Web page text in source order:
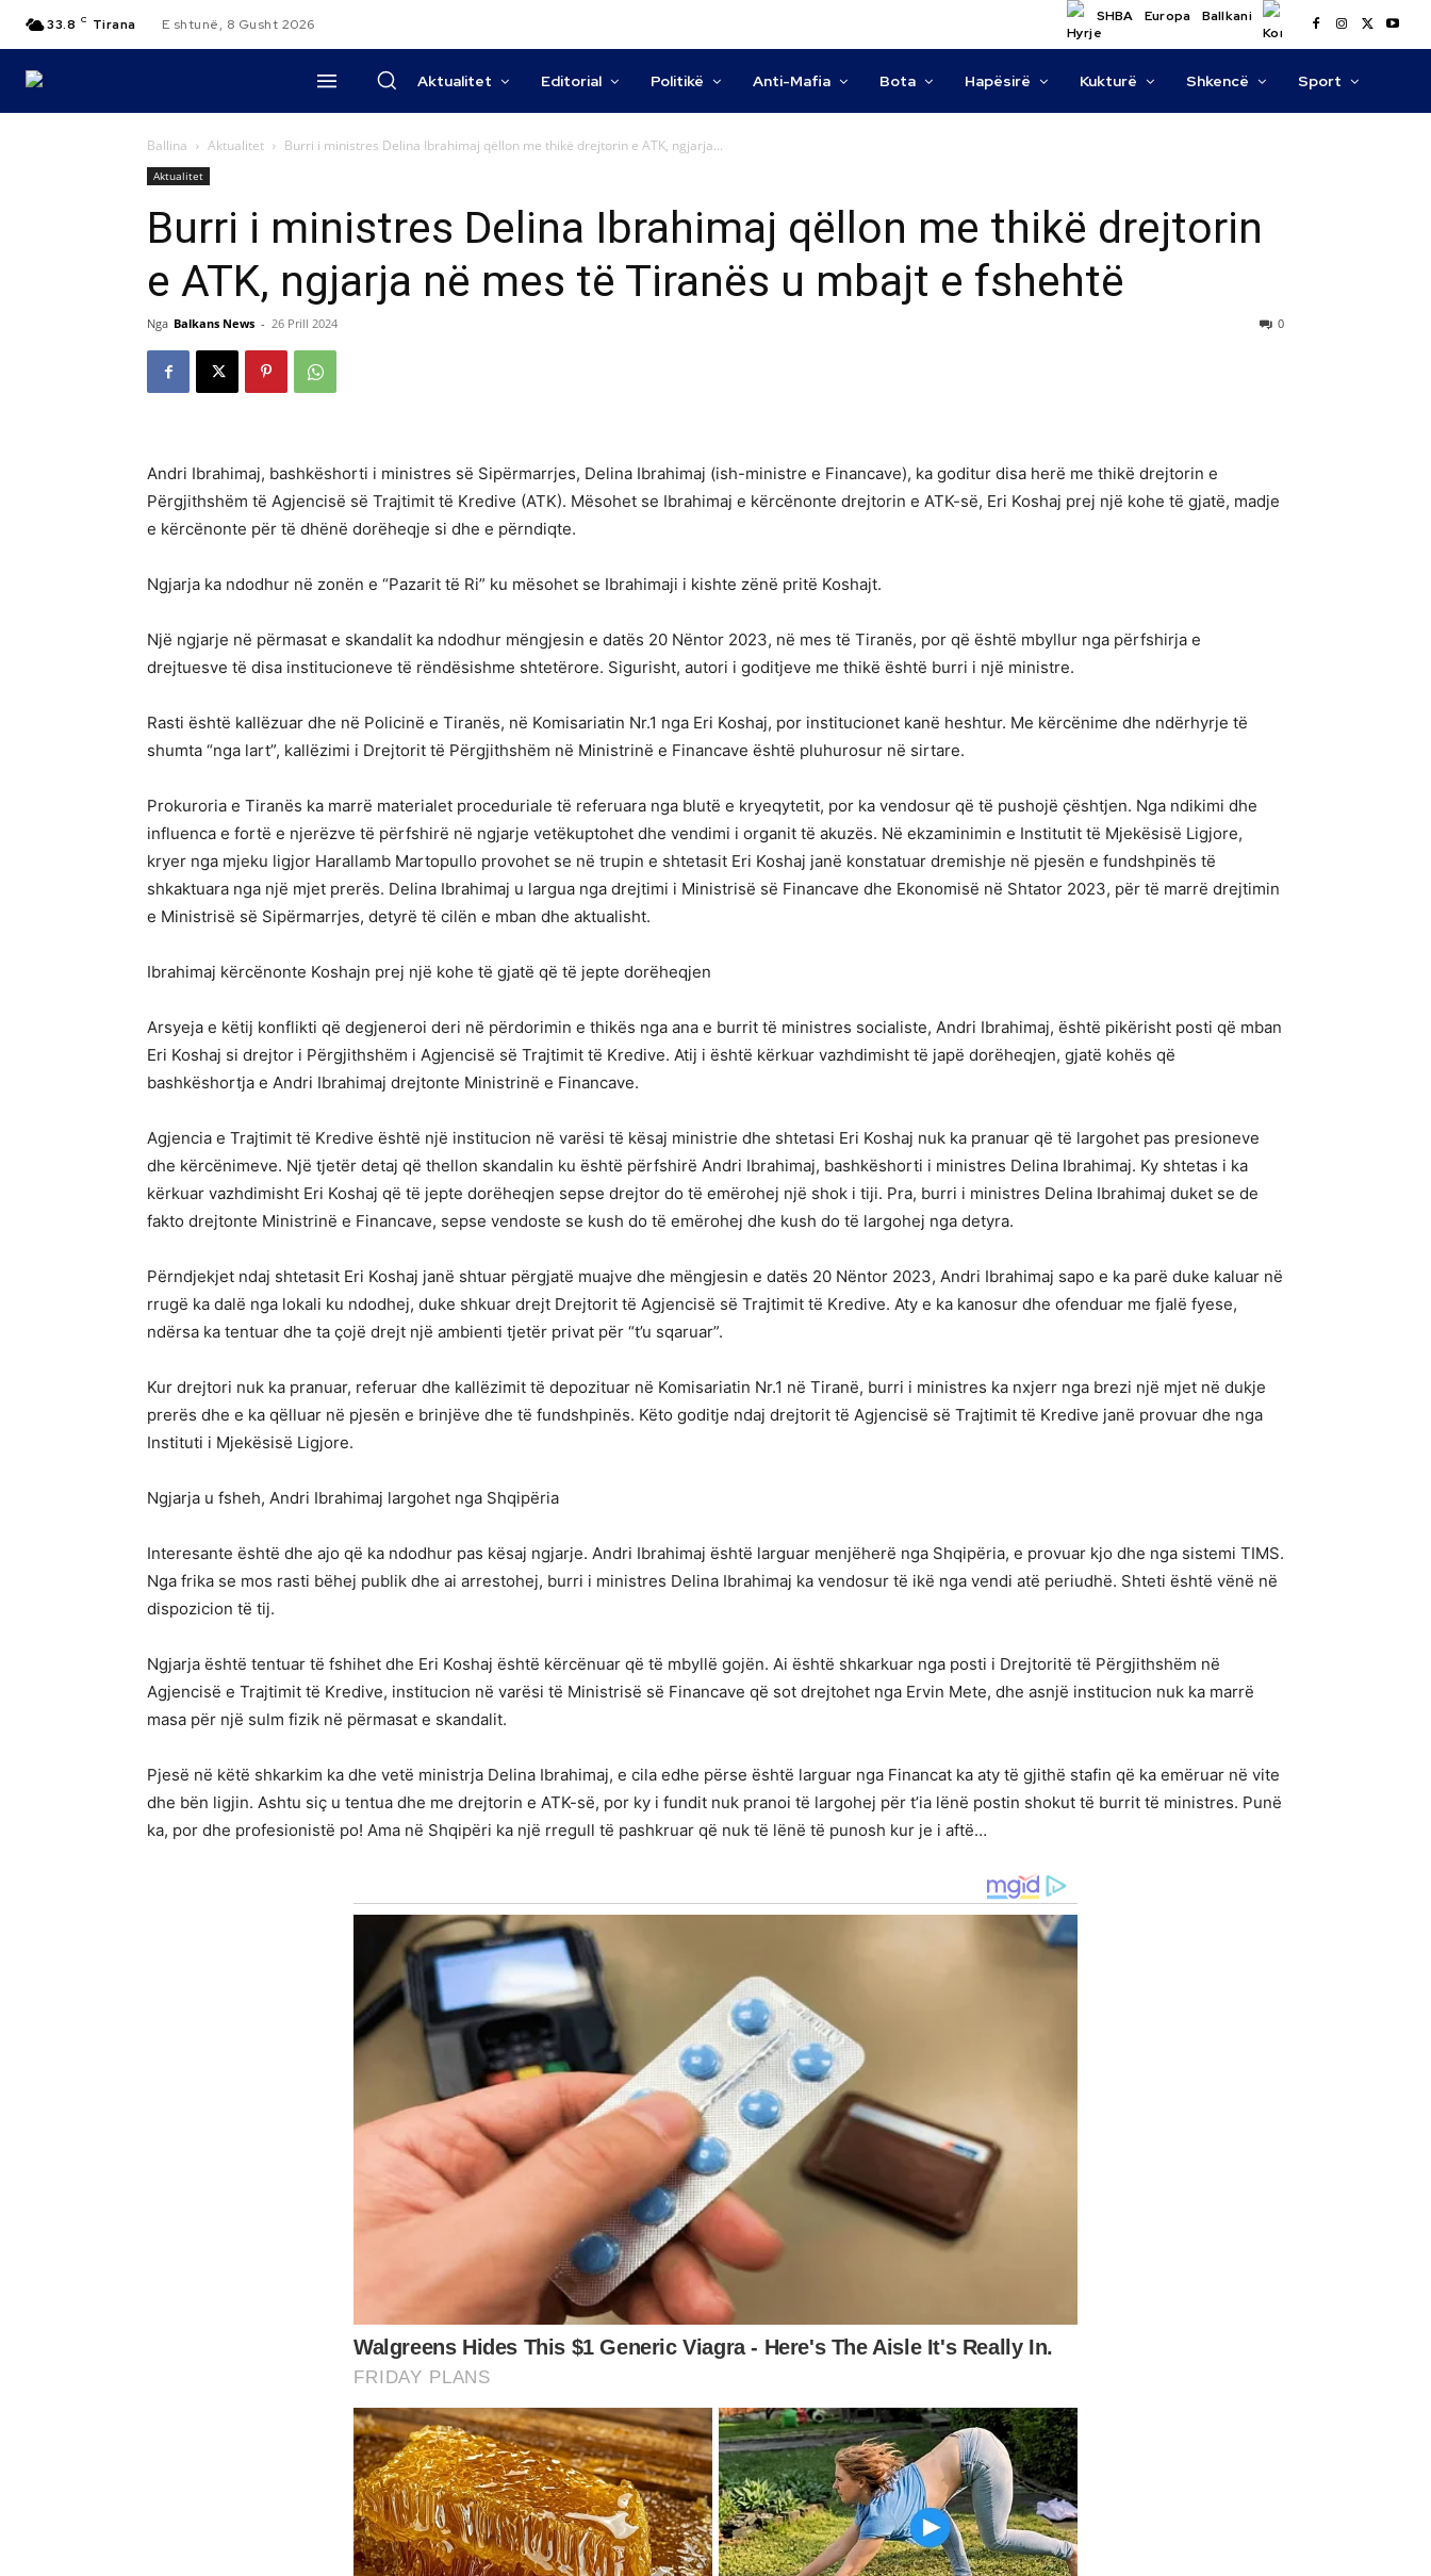
33.8 C Tirana E shtunë, 8 Gusht 2026 SHBA Europa Ballkani
Aktualitet Editorial Politikë Anti-Mafia Bota Hapësirë Kukturë Shkencë Sport
Ballina Aktualitet Burri i ministres Delina Ibrahimaj qëllon me thikë drejtorin e ATK, ngjarja...
Aktualitet
Burri i ministres Delina Ibrahimaj qëllon me thikë drejtorin
e ATK, ngjarja në mes të Tiranës u mbajt e fshehtë
Nga Balkans News - 26 Prill 2024 0
Andri Ibrahimaj, bashkëshorti i ministres së Sipërmarrjes, Delina Ibrahimaj (ish-ministre e Financave), ka goditur disa herë me thikë drejtorin e
Përgjithshëm të Agjencisë së Trajtimit të Kredive (ATK). Mësohet se Ibrahimaj e kërcënonte drejtorin e ATK-së, Eri Koshaj prej një kohe të gjatë, madje
e kërcënonte për të dhënë dorëheqje si dhe e përndiqte.
Ngjarja ka ndodhur në zonën e “Pazarit të Ri” ku mësohet se Ibrahimaji i kishte zënë pritë Koshajt.
Një ngjarje në përmasat e skandalit ka ndodhur mëngjesin e datës 20 Nëntor 2023, në mes të Tiranës, por që është mbyllur nga përfshirja e
drejtuesve të disa institucioneve të rëndësishme shtetërore. Sigurisht, autori i goditjeve me thikë është burri i një ministre.
Rasti është kallëzuar dhe në Policinë e Tiranës, në Komisariatin Nr.1 nga Eri Koshaj, por institucionet kanë heshtur. Me kërcënime dhe ndërhyrje të
shumta “nga lart”, kallëzimi i Drejtorit të Përgjithshëm në Ministrinë e Financave është pluhurosur në sirtare.
Prokuroria e Tiranës ka marrë materialet proceduriale të referuara nga blutë e kryeqytetit, por ka vendosur që të pushojë çështjen. Nga ndikimi dhe
influenca e fortë e njerëzve të përfshirë në ngjarje vetëkuptohet dhe vendimi i organit të akuzës. Në ekzaminimin e Institutit të Mjekësisë Ligjore,
kryer nga mjeku ligjor Harallamb Martopullo provohet se në trupin e shtetasit Eri Koshaj janë konstatuar dremishje në pjesën e fundshpinës të
shkaktuara nga një mjet prerës. Delina Ibrahimaj u largua nga drejtimi i Ministrisë së Financave dhe Ekonomisë në Shtator 2023, për të marrë drejtimin
e Ministrisë së Sipërmarrjes, detyrë të cilën e mban dhe aktualisht.
Ibrahimaj kërcënonte Koshajn prej një kohe të gjatë që të jepte dorëheqjen
Arsyeja e këtij konflikti që degjeneroi deri në përdorimin e thikës nga ana e burrit të ministres socialiste, Andri Ibrahimaj, është pikërisht posti që mban
Eri Koshaj si drejtor i Përgjithshëm i Agjencisë së Trajtimit të Kredive. Atij i është kërkuar vazhdimisht të japë dorëheqjen, gjatë kohës që
bashkëshortja e Andri Ibrahimaj drejtonte Ministrinë e Financave.
Agjencia e Trajtimit të Kredive është një institucion në varësi të kësaj ministrie dhe shtetasi Eri Koshaj nuk ka pranuar që të largohet pas presioneve
dhe kërcënimeve. Një tjetër detaj që thellon skandalin ku është përfshirë Andri Ibrahimaj, bashkëshorti i ministres Delina Ibrahimaj. Ky shtetas i ka
kërkuar vazhdimisht Eri Koshaj që të jepte dorëheqjen sepse drejtor do të emërohej një shok i tiji. Pra, burri i ministres Delina Ibrahimaj duket se de
fakto drejtonte Ministrinë e Financave, sepse vendoste se kush do të emërohej dhe kush do të largohej nga detyra.
Përndjekjet ndaj shtetasit Eri Koshaj janë shtuar përgjatë muajve dhe mëngjesin e datës 20 Nëntor 2023, Andri Ibrahimaj sapo e ka parë duke kaluar në
rrugë ka dalë nga lokali ku ndodhej, duke shkuar drejt Drejtorit të Agjencisë së Trajtimit të Kredive. Aty e ka kanosur dhe ofenduar me fjalë fyese,
ndërsa ka tentuar dhe ta çojë drejt një ambienti tjetër privat për “t’u sqaruar”.
Kur drejtori nuk ka pranuar, referuar dhe kallëzimit të depozituar në Komisariatin Nr.1 në Tiranë, burri i ministres ka nxjerr nga brezi një mjet në dukje
prerës dhe e ka qëlluar në pjesën e brinjëve dhe të fundshpinës. Këto goditje ndaj drejtorit të Agjencisë së Trajtimit të Kredive janë provuar dhe nga
Instituti i Mjekësisë Ligjore.
Ngjarja u fsheh, Andri Ibrahimaj largohet nga Shqipëria
Interesante është dhe ajo që ka ndodhur pas kësaj ngjarje. Andri Ibrahimaj është larguar menjëherë nga Shqipëria, e provuar kjo dhe nga sistemi TIMS.
Nga frika se mos rasti bëhej publik dhe ai arrestohej, burri i ministres Delina Ibrahimaj ka vendosur të ikë nga vendi atë periudhë. Shteti është vënë në
dispozicion të tij.
Ngjarja është tentuar të fshihet dhe Eri Koshaj është kërcënuar që të mbyllë gojën. Ai është shkarkuar nga posti i Drejtoritë të Përgjithshëm në
Agjencisë e Trajtimit të Kredive, institucion në varësi të Ministrisë së Financave që sot drejtohet nga Ervin Mete, dhe asnjë institucion nuk ka marrë
masa për një sulm fizik në përmasat e skandalit.
Pjesë në këtë shkarkim ka dhe vetë ministrja Delina Ibrahimaj, e cila edhe përse është larguar nga Financat ka aty të gjithë stafin që ka emëruar në vite
dhe bën ligjin. Ashtu siç u tentua dhe me drejtorin e ATK-së, por ky i fundit nuk pranoi të largohej për t’ia lënë postin shokut të burrit të ministres. Punë
ka, por dhe profesionistë po! Ama në Shqipëri ka një rregull të pashkruar që nuk të lënë të punosh kur je i aftë…